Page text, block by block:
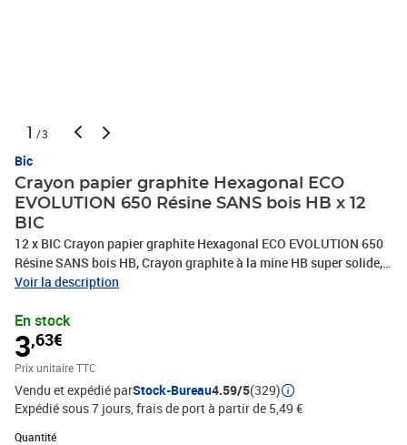
1 /3
Bic
Crayon papier graphite Hexagonal ECO
EVOLUTION 650 Résine SANS bois HB x 12
BIC
12 x BIC Crayon papier graphite Hexagonal ECO EVOLUTION 650
Résine SANS bois HB, Crayon graphite à la mine HB super solide,
Corps hexagonal long, Crayon sans bois Résine de synthèse,
HB , Norme NF, Produit ECOlutions, PHOTO NON
CONTRACTUELLE
Voir la description
En stock
3,63€
Prix unitaire TTC
Vendu et expédié parStock-Bureau4.59/5(329)
Expédié sous 7 jours, frais de port à partir de 5,49 €
Quantité
Quantité : 1